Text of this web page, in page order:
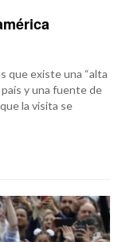
que existe una “alta
y una fuente de
la visita se